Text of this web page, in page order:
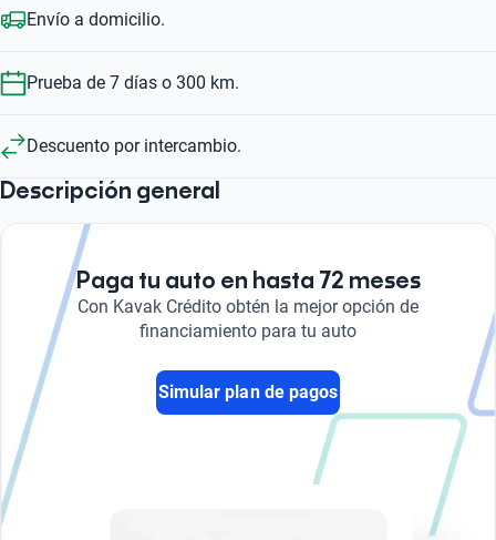
Envío a domicilio.
Prueba de 7 días o 300 km.
Descuento por intercambio.
Descripción general
Paga tu auto en hasta 72 meses
Con Kavak Crédito obtén la mejor opción de
financiamiento para tu auto
Simular plan de pagos